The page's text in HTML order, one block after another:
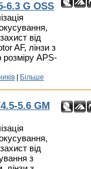
6.3 G OSS
від
AF, лінзи з
розміру APS-
Більше
5.6 GM
від
з